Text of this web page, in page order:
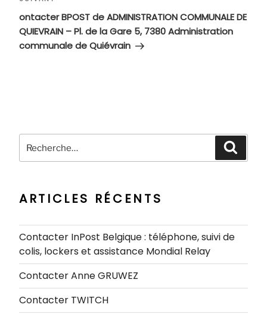
suivant
ontacter BPOST de ADMINISTRATION COMMUNALE DE
QUIEVRAIN – Pl. de la Gare 5, 7380 Administration
communale de Quiévrain
pour
ARTICLES RÉCENTS
Contacter InPost Belgique : téléphone, suivi de
colis, lockers et assistance Mondial Relay
Contacter Anne GRUWEZ
Contacter TWITCH